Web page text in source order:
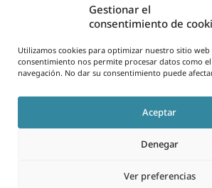
Gestionar el
consentimiento de
Utilizamos cookies para optimizar nuestro sitio web
consentimiento nos permite procesar datos como
navegación. No dar su consentimiento puede
Aceptar
Denegar
Ver preferencias
Español
RGPD y Política de
Únete a nuestro
(se
abre
en
una
nueva
(se
abre
en
una
nueva
(se